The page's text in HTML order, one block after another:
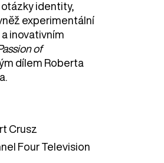
identity,
experimentální
inovativním
of
dílem Roberta
Crusz
Four Television